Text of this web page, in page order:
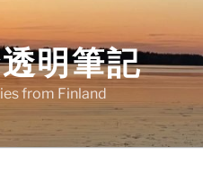
明筆記
from Finland